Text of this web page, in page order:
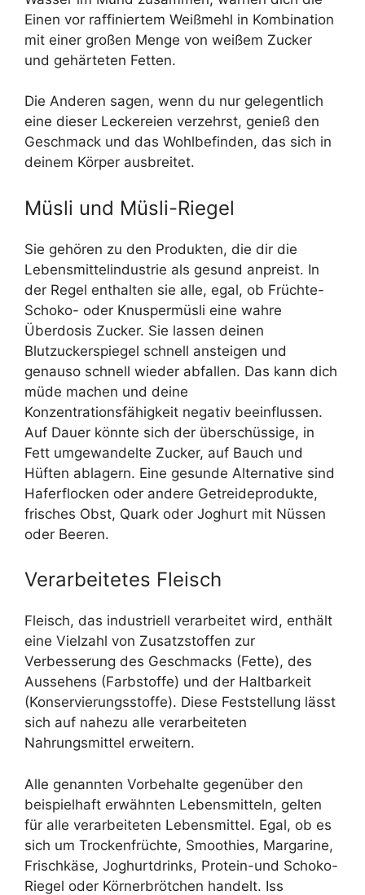
Einen vor raffiniertem Weißmehl in Kombination
mit einer großen Menge von weißem Zucker
und gehärteten Fetten.
Die Anderen sagen, wenn du nur gelegentlich
eine dieser Leckereien verzehrst, genieß den
Geschmack und das Wohlbefinden, das sich in
deinem Körper ausbreitet.
Müsli und Müsli-Riegel
Sie gehören zu den Produkten, die dir die
Lebensmittelindustrie als gesund anpreist. In
der Regel enthalten sie alle, egal, ob Früchte-
Schoko- oder Knuspermüsli eine wahre
Überdosis Zucker. Sie lassen deinen
Blutzuckerspiegel schnell ansteigen und
genauso schnell wieder abfallen. Das kann dich
müde machen und deine
Konzentrationsfähigkeit negativ beeinflussen.
Auf Dauer könnte sich der überschüssige, in
Fett umgewandelte Zucker, auf Bauch und
Hüften ablagern. Eine gesunde Alternative sind
Haferflocken oder andere Getreideprodukte,
frisches Obst, Quark oder Joghurt mit Nüssen
oder Beeren.
Verarbeitetes Fleisch
Fleisch, das industriell verarbeitet wird, enthält
eine Vielzahl von Zusatzstoffen zur
Verbesserung des Geschmacks (Fette), des
Aussehens (Farbstoffe) und der Haltbarkeit
(Konservierungsstoffe). Diese Feststellung lässt
sich auf nahezu alle verarbeiteten
Nahrungsmittel erweitern.
Alle genannten Vorbehalte gegenüber den
beispielhaft erwähnten Lebensmitteln, gelten
für alle verarbeiteten Lebensmittel. Egal, ob es
sich um Trockenfrüchte, Smoothies, Margarine,
Frischkäse, Joghurtdrinks, Protein-und Schoko-
Riegel oder Körnerbrötchen handelt. Iss